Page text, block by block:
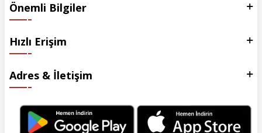
Önemli Bilgiler
Hızlı Erişim
Adres & İletişim